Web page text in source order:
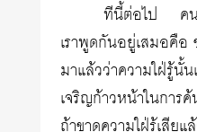
ทีนี้ต่อไป คน
เราพูดกันอยู่เสมอคือ
มาแล้วว่าความใฝ่รู้นั้
เจริญก้าวหน้าในการ